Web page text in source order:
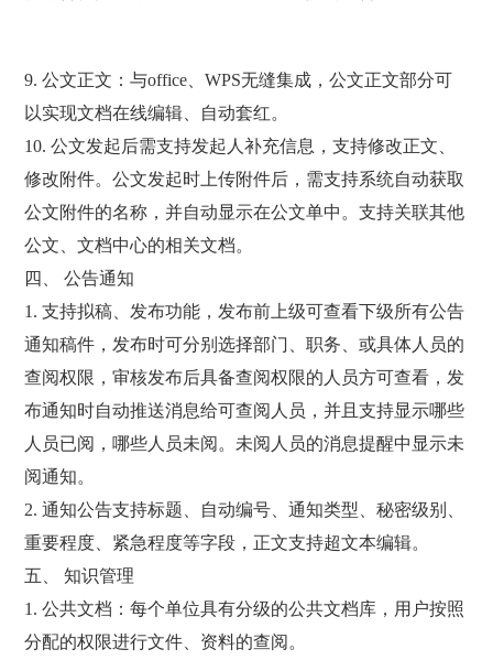
9. 公文正文：与office、WPS无缝集成，公文正文部分可
以实现文档在线编辑、自动套红。
10. 公文发起后需支持发起人补充信息，支持修改正文、
修改附件。公文发起时上传附件后，需支持系统自动获取
公文附件的名称，并自动显示在公文单中。支持关联其他
公文、文档中心的相关文档。
四、 公告通知
1. 支持拟稿、发布功能，发布前上级可查看下级所有公告
通知稿件，发布时可分别选择部门、职务、或具体人员的
查阅权限，审核发布后具备查阅权限的人员方可查看，发
布通知时自动推送消息给可查阅人员，并且支持显示哪些
人员已阅，哪些人员未阅。未阅人员的消息提醒中显示未
阅通知。
2. 通知公告支持标题、自动编号、通知类型、秘密级别、
重要程度、紧急程度等字段，正文支持超文本编辑。
五、 知识管理
1. 公共文档：每个单位具有分级的公共文档库，用户按照
分配的权限进行文件、资料的查阅。